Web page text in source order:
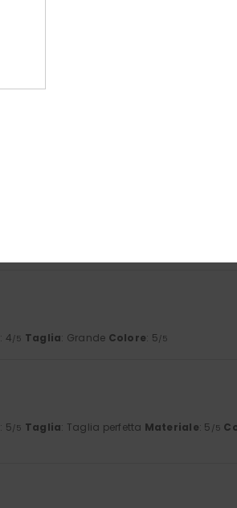
4.6
: 4/5 Taglia: Grande Colore: 5/5
: 5/5 Taglia: Taglia perfetta Materiale: 5 /5